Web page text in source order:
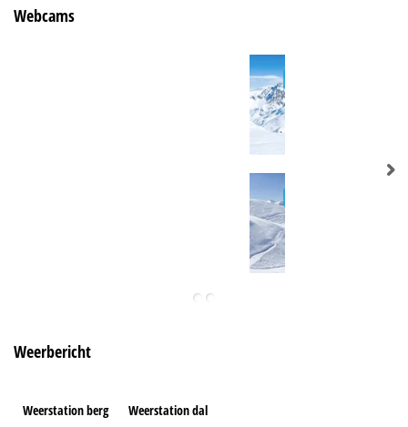
Webcams
Weerbericht
Weerstation berg Weerstation dal